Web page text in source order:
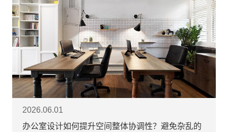
2026.06.01
办公室设计如何提升空间整体协调性？避免杂乱的